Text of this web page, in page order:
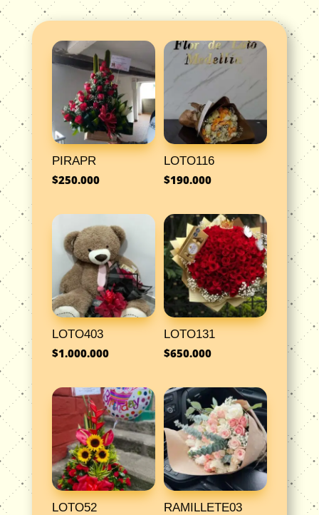
PIRAPR
$250.000
LOTO116
$190.000
LOTO403
$1.000.000
LOTO131
$650.000
LOTO52 RAMILLETE03